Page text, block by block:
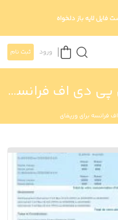
فایل لایه باز دلخواه
ورود ثبت نام
اف فرانسه برای وریفای
برای وریفای